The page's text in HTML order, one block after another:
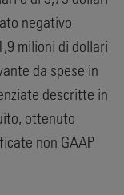
negativo
milioni di dollari
da spese in
descritte in
ottenuto
non GAAP